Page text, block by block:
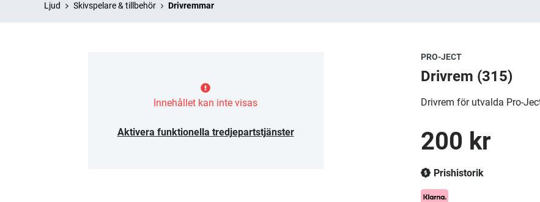
Ljud Skivspelare & tillbehör Drivremmar
Innehållet kan inte visas
Aktivera funktionella tredjepartstjänster
PRO-JECT
Drivrem (315)
Drivrem för utvalda Pro-
200 kr
Prishistorik